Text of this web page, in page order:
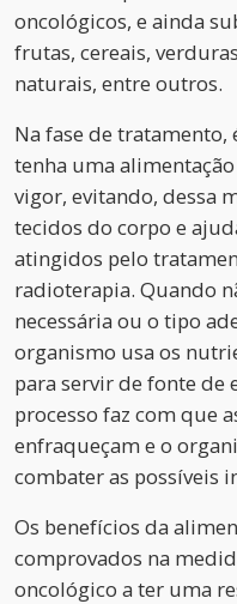
oncológicos, e ainda
frutas, cereais,
naturais, entre outros.
Na fase de tratamento,
tenha uma
vigor, evitando, dessa
tecidos do corpo e
atingidos pelo
radioterapia. Quando
necessária ou o tipo
organismo usa os
para servir de fonte de
processo faz com que
enfraqueçam e o
combater as possíveis
Os benefícios da
comprovados na
oncológico a ter uma